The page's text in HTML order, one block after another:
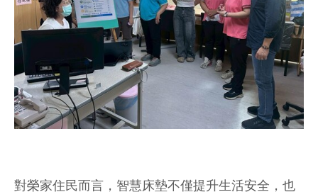
對榮家住民而言，智慧床墊不僅提升生活安全，也